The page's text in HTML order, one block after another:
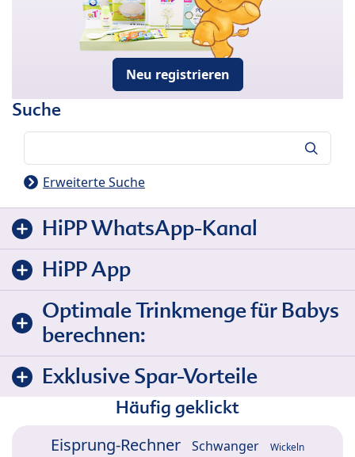
Neu registrieren
Suche
Erweiterte Suche
HiPP WhatsApp-Kanal
HiPP App
Optimale Trinkmenge für Babys
berechnen:
Exklusive Spar-Vorteile
Häufig geklickt
Eisprung-Rechner Schwanger Wickeln